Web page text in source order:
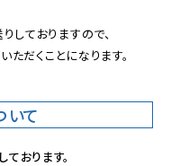
しておりますので、
だくことになります。
いて
おります。